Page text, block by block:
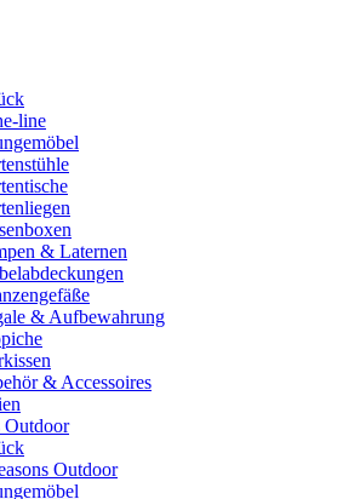
line
& Laternen
& Aufbewahrung
& Accessoires
Outdoor
Outdoor